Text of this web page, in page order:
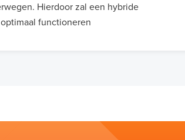
Hierdoor zal een hybride
functioneren